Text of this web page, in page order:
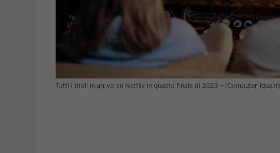
Tutti i titoli in arrivo su Netflix in questo finale di 2023 – (Computer-Idea.it)